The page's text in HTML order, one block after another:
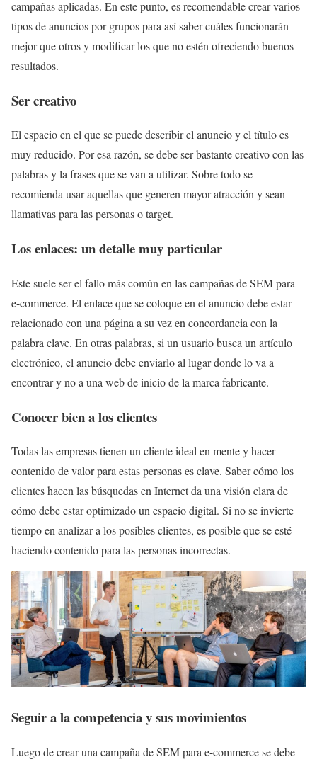
campañas aplicadas. En este punto, es recomendable crear varios
tipos de anuncios por grupos para así saber cuáles funcionarán
mejor que otros y modificar los que no estén ofreciendo buenos
resultados.
Ser creativo
El espacio en el que se puede describir el anuncio y el título es
muy reducido. Por esa razón, se debe ser bastante creativo con las
palabras y la frases que se van a utilizar. Sobre todo se
recomienda usar aquellas que generen mayor atracción y sean
llamativas para las personas o target.
Los enlaces: un detalle muy particular
Este suele ser el fallo más común en las campañas de SEM para
e-commerce. El enlace que se coloque en el anuncio debe estar
relacionado con una página a su vez en concordancia con la
palabra clave. En otras palabras, si un usuario busca un artículo
electrónico, el anuncio debe enviarlo al lugar donde lo va a
encontrar y no a una web de inicio de la marca fabricante.
Conocer bien a los clientes
Todas las empresas tienen un cliente ideal en mente y hacer
contenido de valor para estas personas es clave. Saber cómo los
clientes hacen las búsquedas en Internet da una visión clara de
cómo debe estar optimizado un espacio digital. Si no se invierte
tiempo en analizar a los posibles clientes, es posible que se esté
haciendo contenido para las personas incorrectas.
Seguir a la competencia y sus movimientos
Luego de crear una campaña de SEM para e-commerce se debe